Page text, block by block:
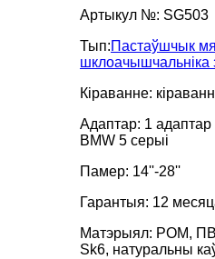
Артыкул №: SG503
Тып:Пастаўшчык
шклоачышчальніка
Кіраванне:
Адаптар: 1 адаптар
BMW 5 серыі
Памер: 14''-28''
Гарантыя: 12
Матэрыял: POM,
Sk6, натуральны